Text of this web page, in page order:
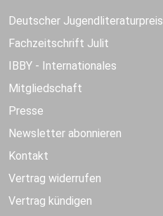
Deutscher Jugendliteraturpreis
Fachzeitschrift Julit
IBBY - Internationales
Mitgliedschaft
Presse
Newsletter abonnieren
Kontakt
Vertrag widerrufen
Vertrag kündigen